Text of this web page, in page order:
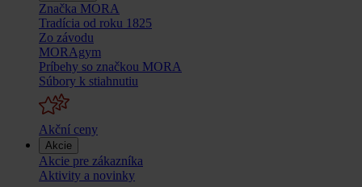
Značka MORA
Tradícia od roku 1825
Zo závodu
MORAgym
Príbehy so značkou MORA
Súbory k stiahnutiu
Akční ceny
Akcie
Akcie pre zákazníka
Aktivity a novinky